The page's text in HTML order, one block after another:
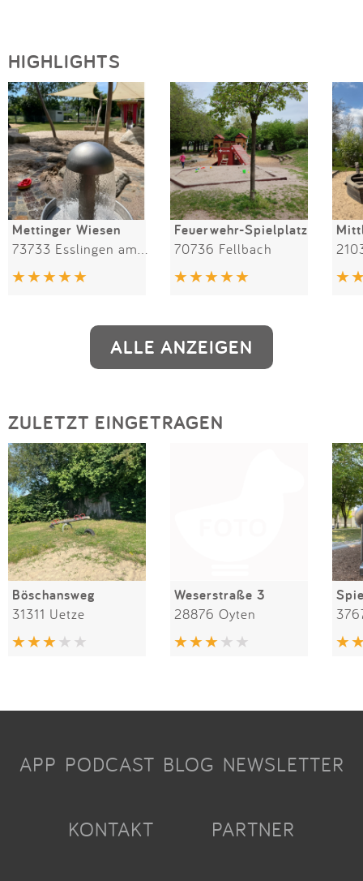
HIGHLIGHTS
Mettinger Wiesen Feuerwehr-Spielplatz
70736 Fellbach
ALLE ANZEIGEN
ZULETZT EINGETRAGEN
Böschansweg
31311 Uetze
Weserstraße 3
28876 Oyten
APP PODCAST BLOG NEWSLETTER
KONTAKT PARTNER